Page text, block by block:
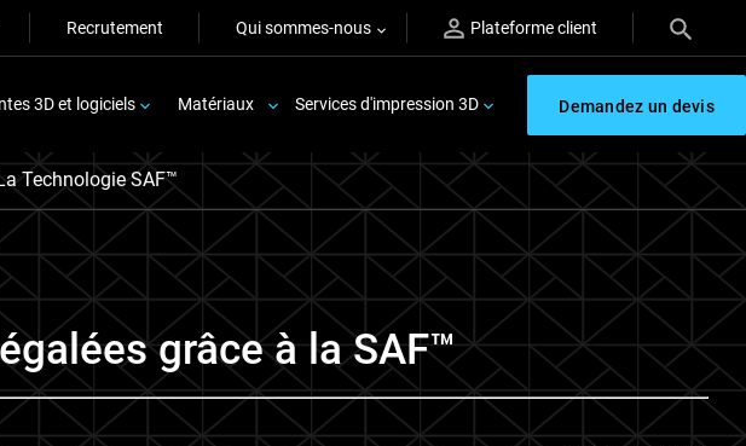
Recrutement Qui sommes-nous Plateforme client
3D et logiciels Matériaux Services d'impression 3D Demandez un devis
Technologie SAF™
grâce à la SAF™